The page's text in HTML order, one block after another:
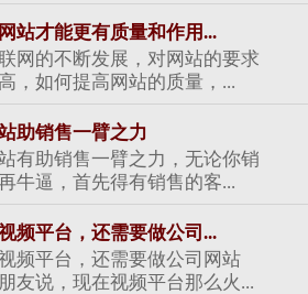
站才能更有质量和作用...
网的不断发展，对网站的要求
，如何提高网站的质量，...
助销售一臂之力
有助销售一臂之力，无论你销
牛逼，首先得有销售的客...
频平台，还需要做公司...
频平台，还需要做公司网站
友说，现在视频平台那么火...